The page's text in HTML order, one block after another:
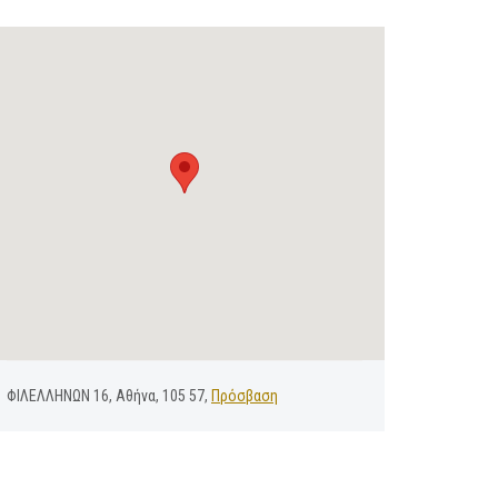
ΦΙΛΕΛΛΗΝΩΝ 16, Αθήνα, 105 57, Πρόσβαση